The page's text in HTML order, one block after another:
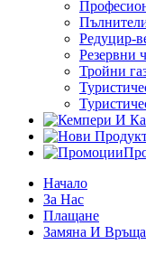
Редуцир-
Резервни
Тройни
Начало
За Нас
Плащане
Замяна И